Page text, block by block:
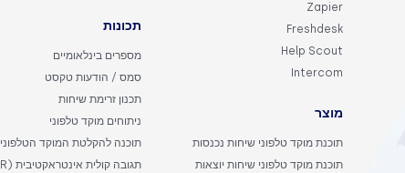
Zapier
Freshdesk
Help Scout
Intercom
מוצר
תוכנת מוקד טלפוני שיחות נכנסות
תוכנת מוקד טלפוני שיחות יוצאות
תכונות
מספרים בינלאומיים
סמס / הודעות טקסט
תכנון זרימת שיחות
ניתוחים מוקד טלפוני
תוכנה להקלטת המוקד הטלפוני
תגובה קולית אינטראקטיבית (IVR)